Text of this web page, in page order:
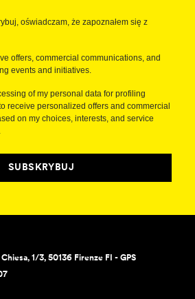
oświadczam, że zapoznałem się z
offers, commercial communications, and
events and initiatives.
of my personal data for profiling
receive personalized offers and commercial
on my choices, interests, and service
SUBSKRYBUJ
1/3, 50136 Firenze FI - GPS